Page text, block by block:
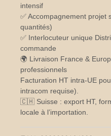
intensif
✅ Accompagnement projet
quantités)
✅ Interlocuteur unique
commande
🌍 Livraison France &
professionnels
Facturation HT intra-UE
intracom requise).
🇨🇭 Suisse : export HT,
locale à l’importation.